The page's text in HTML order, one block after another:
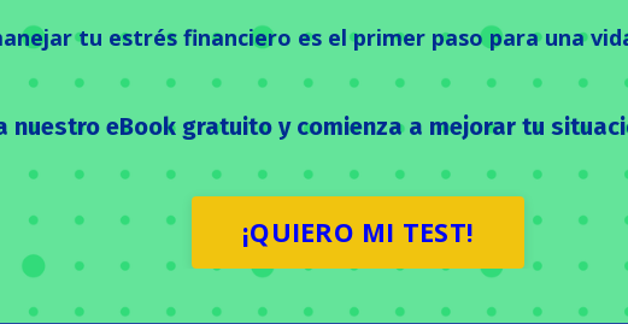
tu estrés financiero es el primer paso para una
nuestro eBook gratuito y comienza a mejorar tu
¡QUIERO MI TEST!